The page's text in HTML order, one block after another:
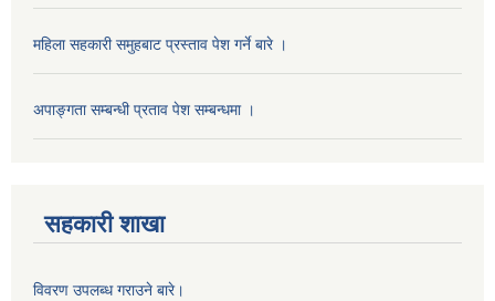
महिला सहकारी समुहबाट प्रस्ताव पेश गर्ने बारे ।
अपाङ्गता सम्बन्धी प्रताव पेश सम्बन्धमा ।
सहकारी शाखा
विवरण उपलब्ध गराउने बारे।